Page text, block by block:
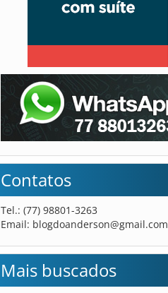
Contatos
Tel.: (77) 98801-3263
Email: blogdoanderson@gmail.com
Mais buscados